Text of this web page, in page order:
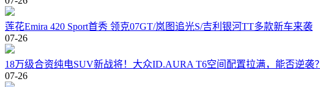
莲花Emira 420 Sport首秀 领克07GT/岚图追光S/吉利银河TT多款新车来袭
07-26
18万级合资纯电SUV新战将！大众ID.AURA T6空间配置拉满，能否逆袭？
07-26